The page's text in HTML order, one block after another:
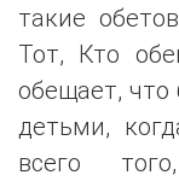
такие
Тот, Кто
обещает,
детьми,
всего